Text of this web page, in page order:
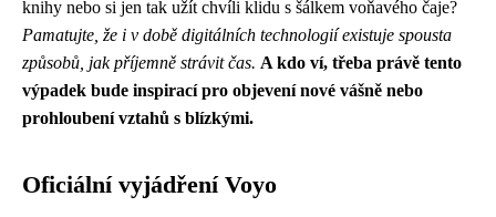
knihy nebo si jen tak užít chvíli klidu s šálkem voňavého čaje?
Pamatujte, že i v době digitálních technologií existuje spousta
způsobů, jak příjemně strávit čas. A kdo ví, třeba právě tento
výpadek bude inspirací pro objevení nové vášně nebo
prohloubení vztahů s blízkými.
Oficiální vyjádření Voyo